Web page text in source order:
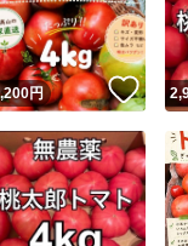
フリマ実績◯+ こ
ド&安心発送
ッジは実績に基づく表示
ピード＆安心発送
こ
ま
！
円 いい